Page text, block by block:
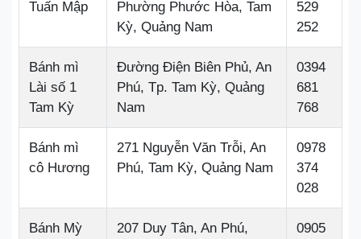
Tuấn Mập
Phường Phước Hòa, Tam
Kỳ, Quảng Nam
529
252
Bánh mì
Lài số 1
Tam Kỳ
Đường Điện Biên Phủ, An
Phú, Tp. Tam Kỳ, Quảng
Nam
0394
681
768
Bánh mì
cô Hương
271 Nguyễn Văn Trỗi, An
Phú, Tam Kỳ, Quảng Nam
0978
374
028
Bánh Mỳ
207 Duy Tân, An Phú,
0905